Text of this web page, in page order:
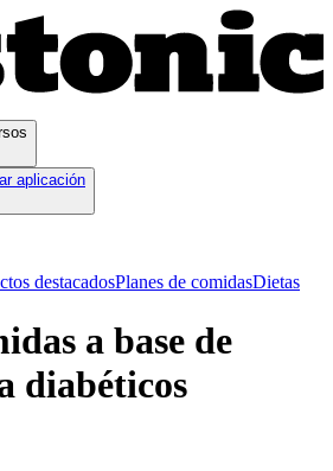
aplicación
destacadosPlanes de comidasDietas
a base de
diabéticos